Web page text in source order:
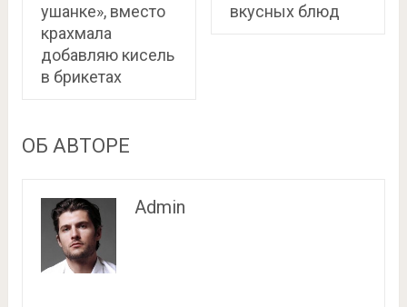
ушанке», вместо
крахмала
добавляю кисель
в брикетах
вкусных блюд
ОБ АВТОРЕ
Admin